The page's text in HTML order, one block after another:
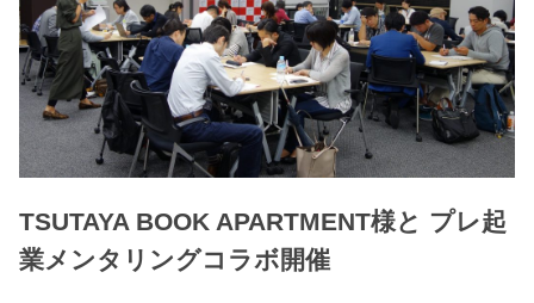
TSUTAYA BOOK APARTMENT様と プレ起
業メンタリングコラボ開催